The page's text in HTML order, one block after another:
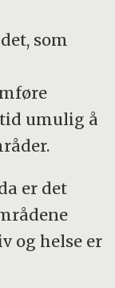
som
umulig å
er det
og helse er